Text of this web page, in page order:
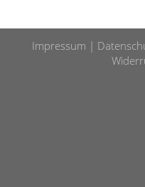
Impressum